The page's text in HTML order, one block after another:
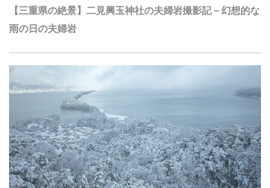
【三重県の絶景】二見興玉神社の夫婦岩撮影記－幻想的な
雨の日の夫婦岩